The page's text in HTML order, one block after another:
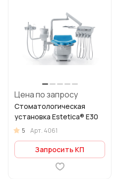
Цена по запросу
Стоматологическая
установка Estetica® E30
5 Арт. 4061
Запросить КП